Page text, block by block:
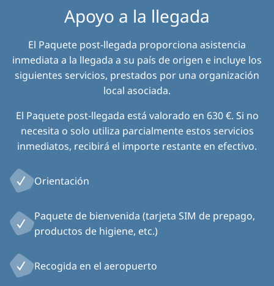
Apoyo a la llegada
El Paquete post-llegada proporciona asistencia
inmediata a la llegada a su país de origen e incluye los
siguientes servicios, prestados por una organización
local asociada.
El Paquete post-llegada está valorado en 630 €. Si no
necesita o solo utiliza parcialmente estos servicios
inmediatos, recibirá el importe restante en efectivo.
Orientación
Paquete de bienvenida (tarjeta SIM de prepago,
productos de higiene, etc.)
Recogida en el aeropuerto